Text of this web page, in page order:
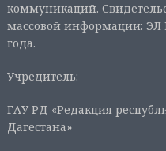
коммуникаций.
массовой информации: ЭЛ
года.
Учредитель:
ГАУ РД «Редакция
Дагестана»